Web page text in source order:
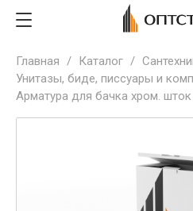
Главная / Каталог /
Унитазы, биде, писсуары и
Арматура для бачка хром.